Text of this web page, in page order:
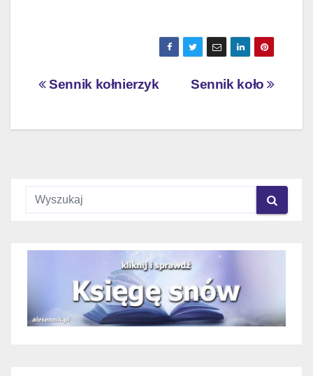
Nawigacja
Sennik koło
Sennik kołnierzyk